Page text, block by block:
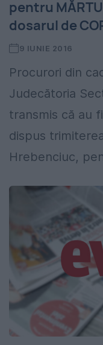
pentru
dosarul de
9 IUNIE 2016
Procurori din
Judecătoria
transmis că au
dispus
Hrebenciuc,